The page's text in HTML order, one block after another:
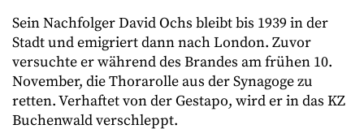
Sein Nachfolger David Ochs bleibt bis 1939 in der
Stadt und emigriert dann nach London. Zuvor
versuchte er während des Brandes am frühen 10.
November, die Thorarolle aus der Synagoge zu
retten. Verhaftet von der Gestapo, wird er in das KZ
Buchenwald verschleppt.